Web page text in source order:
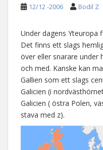
12/12 -2006 Bodil Z
Under dagens Yteuropa
Det finns ett slags
över eller snarare under
och med. Kanske kan
Gallien som ett slags
Galicien (i
Galicien ( östra Polen,
stava med z).